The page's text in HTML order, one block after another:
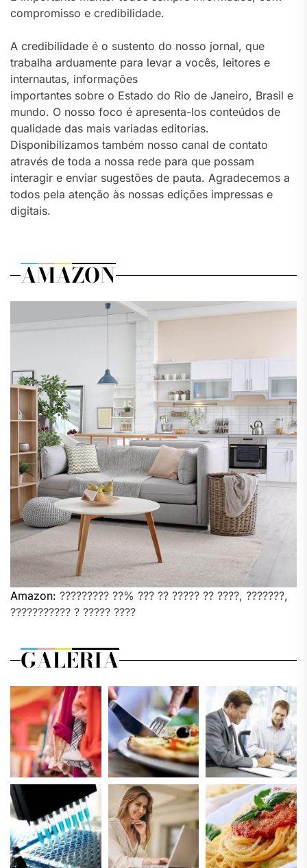
compromisso e credibilidade.
A credibilidade é o sustento do nosso jornal, que
trabalha arduamente para levar a vocês, leitores e
internautas, informações
importantes sobre o Estado do Rio de Janeiro, Brasil e
mundo. O nosso foco é apresenta-los conteúdos de
qualidade das mais variadas editorias.
Disponibilizamos também nosso canal de contato
através de toda a nossa rede para que possam
interagir e enviar sugestões de pauta. Agradecemos a
todos pela atenção às nossas edições impressas e
digitais.
AMAZON
Amazon: ????????? ??% ??? ?? ????? ?? ????, ???????,
??????????? ? ????? ????
GALERIA